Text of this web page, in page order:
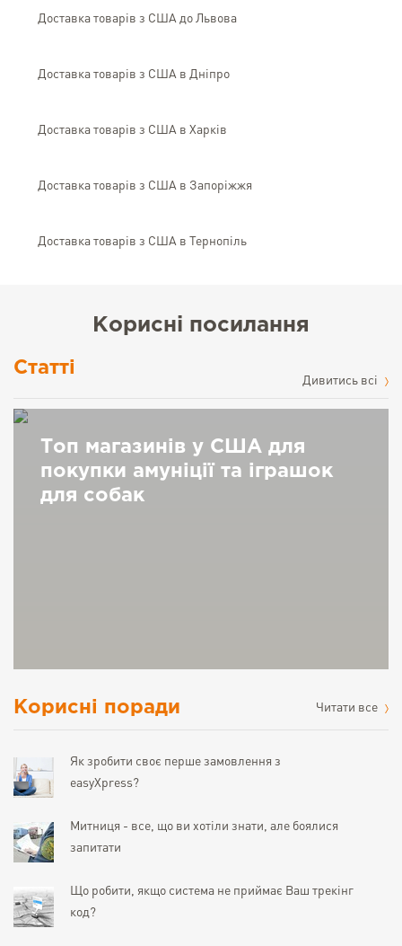
Доставка товарів з США до Львова
Доставка товарів з США в Дніпро
Доставка товарів з США в Харків
Доставка товарів з США в Запоріжжя
Доставка товарів з США в Тернопіль
Корисні посилання
Статті
Дивитись всі
Топ магазинів у США для
покупки амуніції та іграшок
для собак
Корисні поради Читати все
Як зробити своє перше замовлення з
easyXpress?
Митниця - все, що ви хотіли знати, але боялися
запитати
Що робити, якщо система не приймає Ваш трекінг
код?